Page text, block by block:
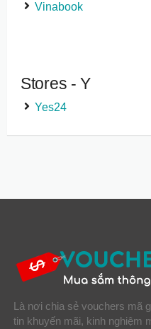
Vinabook
Stores - Y
Yes24
Là nơi chia sẻ vouchers mã
tin khuyến mãi, kinh nghiệm